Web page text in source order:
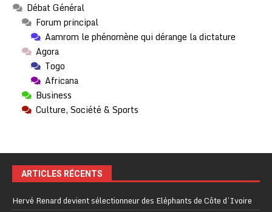
Débat Général
Forum principal
Aamrom le phénomène qui dérange la dictature
Agora
Togo
Africana
Business
Culture, Société & Sports
ARTICLES RÉCENTS
Hervé Renard devient sélectionneur des Eléphants de Côte d’Ivoire